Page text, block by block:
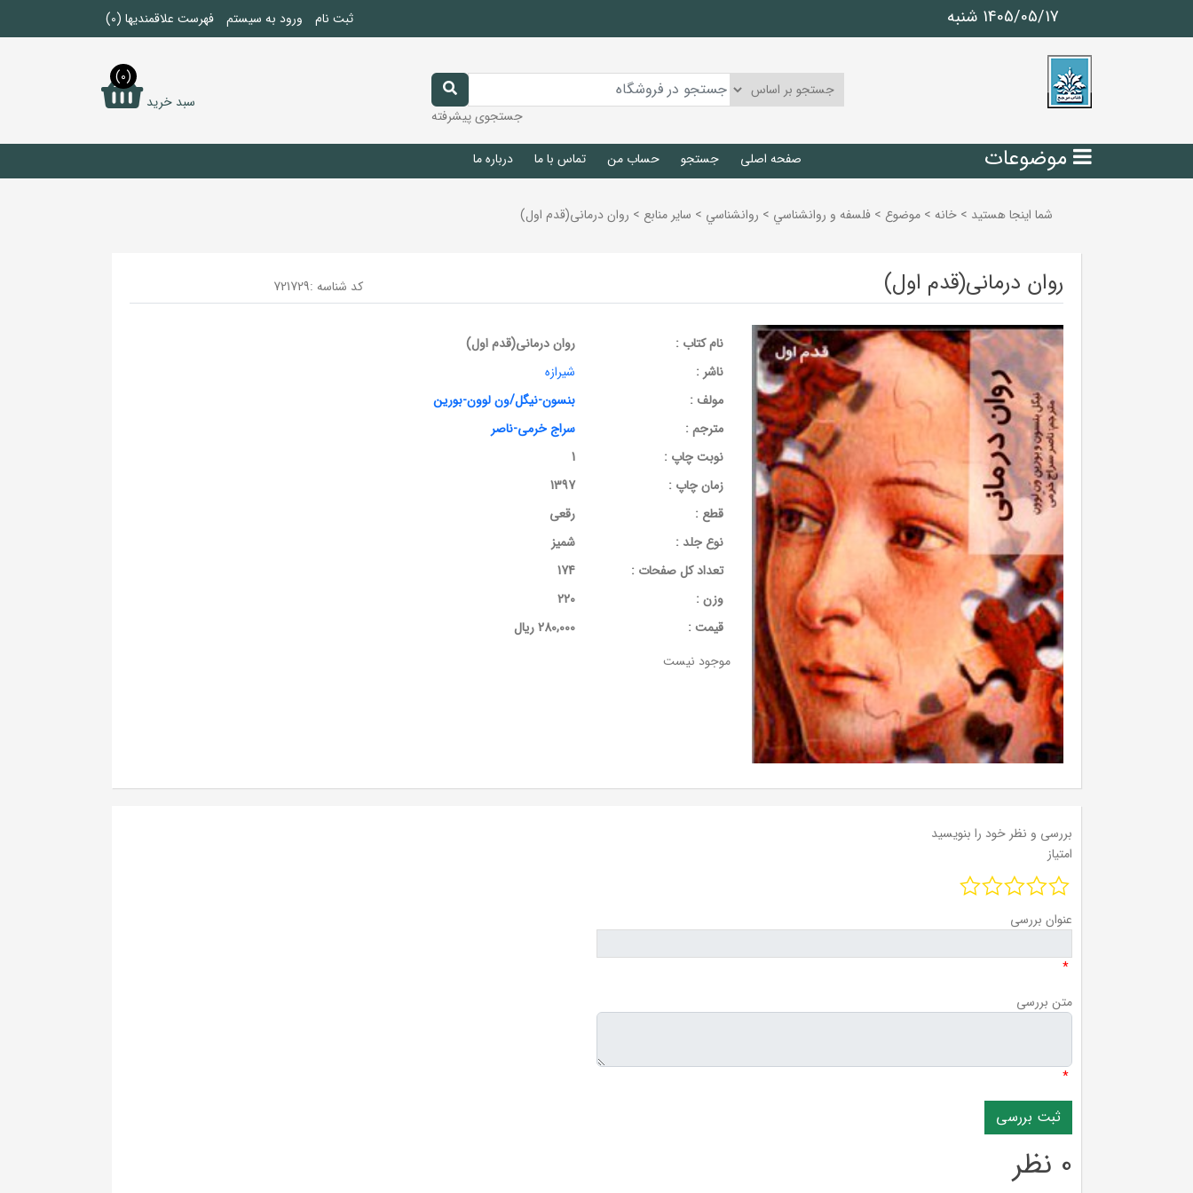
1405/05/17 شنبه ثبت نام ورود به سیستم فهرست علاقمندیها (0)
جستجوی پیشرفته
سبد خرید
(0)
موضوعات صفحه اصلی جستجو حساب من تماس با ما درباره ما
شما اینجا هستید > خانه > موضوع > فلسفه و روانشناسي > روانشناسي > ساير منابع > روان درمانی(قدم اول)
روان درمانی(قدم اول) کد شناسه :721729
نام کتاب :
روان درمانی(قدم اول)
ناشر :
شیرازه
مولف :
بنسون-نیگل/ون لوون-بورین
مترجم :
سراج خرمی-ناصر
نوبت چاپ :
1
زمان چاپ :
1397
قطع :
رقعی
نوع جلد :
شمیز
تعداد کل صفحات :
174
وزن :
220
قيمت :
280,000 ریال
موجود نیست
بررسی و نظر خود را بنویسید
امتیاز
عنوان بررسی
*
متن بررسی
*
0 نظر